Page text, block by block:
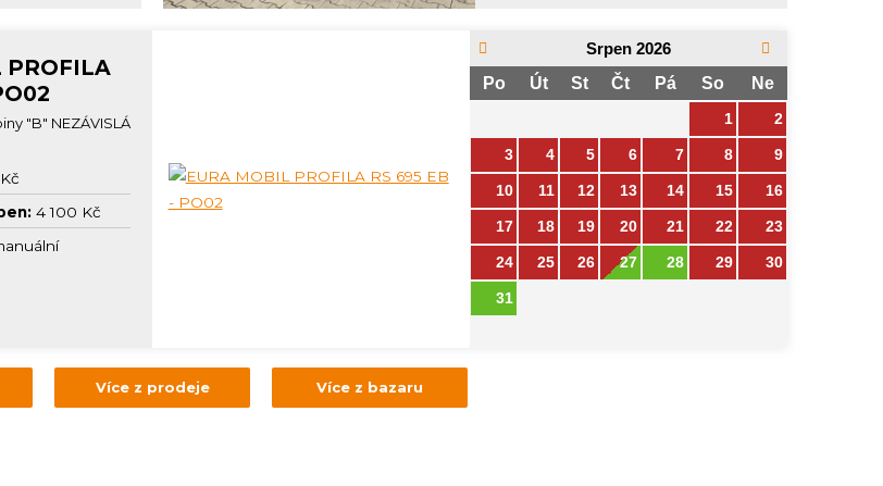
PROFILA
"B" NEZÁVISLÁ
4 100 Kč
Srpen 2026
Po
Út St Čt Pá So Ne
1 2
3 4 5 6 7 8 9
10 11 12 13 14 15 16
17 18 19 20 21 22 23
24 25 26 27 28 29 30
31
Více z prodeje Více z bazaru